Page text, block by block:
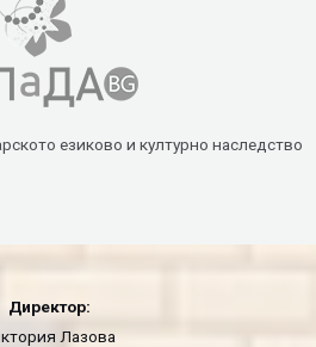
езиково и културно наследство
Директор:
Лазова